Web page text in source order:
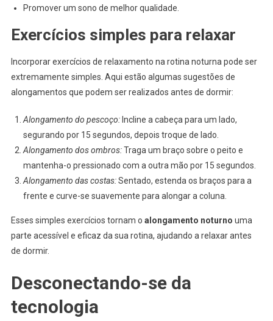
Promover um sono de melhor qualidade.
Exercícios simples para relaxar
Incorporar exercícios de relaxamento na rotina noturna pode ser
extremamente simples. Aqui estão algumas sugestões de
alongamentos que podem ser realizados antes de dormir:
Alongamento do pescoço:Incline a cabeça para um lado,
segurando por 15 segundos, depois troque de lado.
Alongamento dos ombros:Traga um braço sobre o peito e
mantenha-o pressionado com a outra mão por 15 segundos.
Alongamento das costas:Sentado, estenda os braços para a
frente e curve-se suavemente para alongar a coluna.
Esses simples exercícios tornam o alongamento noturno uma
parte acessível e eficaz da sua rotina, ajudando a relaxar antes
de dormir.
Desconectando-se da
tecnologia